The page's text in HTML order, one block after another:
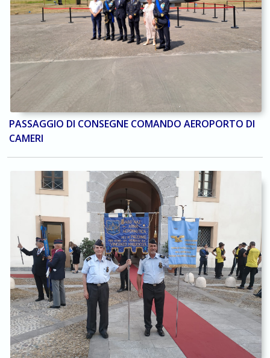
PASSAGGIO DI CONSEGNE COMANDO AEROPORTO DI
CAMERI